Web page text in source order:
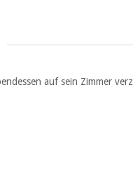
auf sein Zimmer